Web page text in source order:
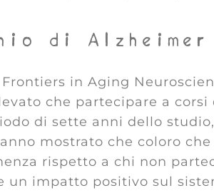
di
in Aging
che partecipare a
di sette anni dello
mostrato che coloro
rispetto a chi non
impatto positivo sul